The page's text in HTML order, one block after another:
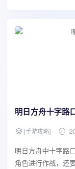
明日方舟十字路
[手游攻略]
明日方舟中十字路
角色进行作战，还